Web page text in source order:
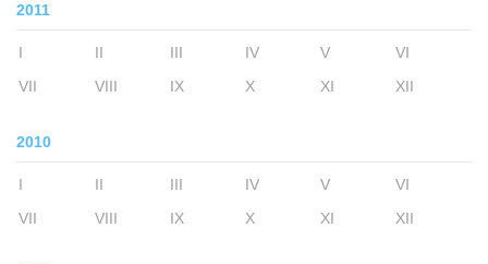
2011
I II III IV V
VI
VII
VIII IX X XI XII
2010
I II III IV V
VI
VII
VIII IX X XI XII